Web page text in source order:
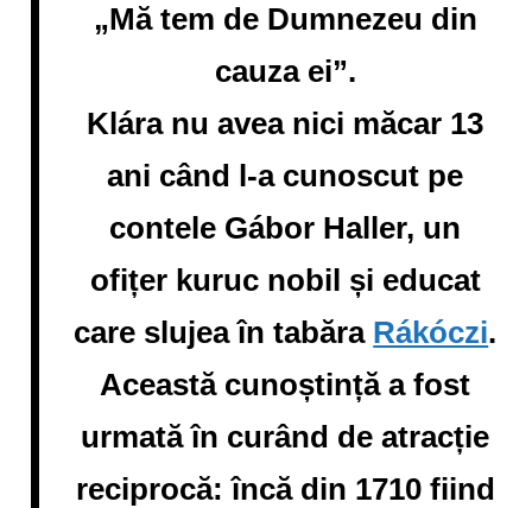
„Mă tem de Dumnezeu din
cauza ei”.
Klára nu avea nici măcar 13
ani când l-a cunoscut pe
contele Gábor Haller, un
ofițer kuruc nobil și educat
care slujea în tabăra Rákóczi.
Această cunoștință a fost
urmată în curând de atracție
reciprocă: încă din 1710 fiind